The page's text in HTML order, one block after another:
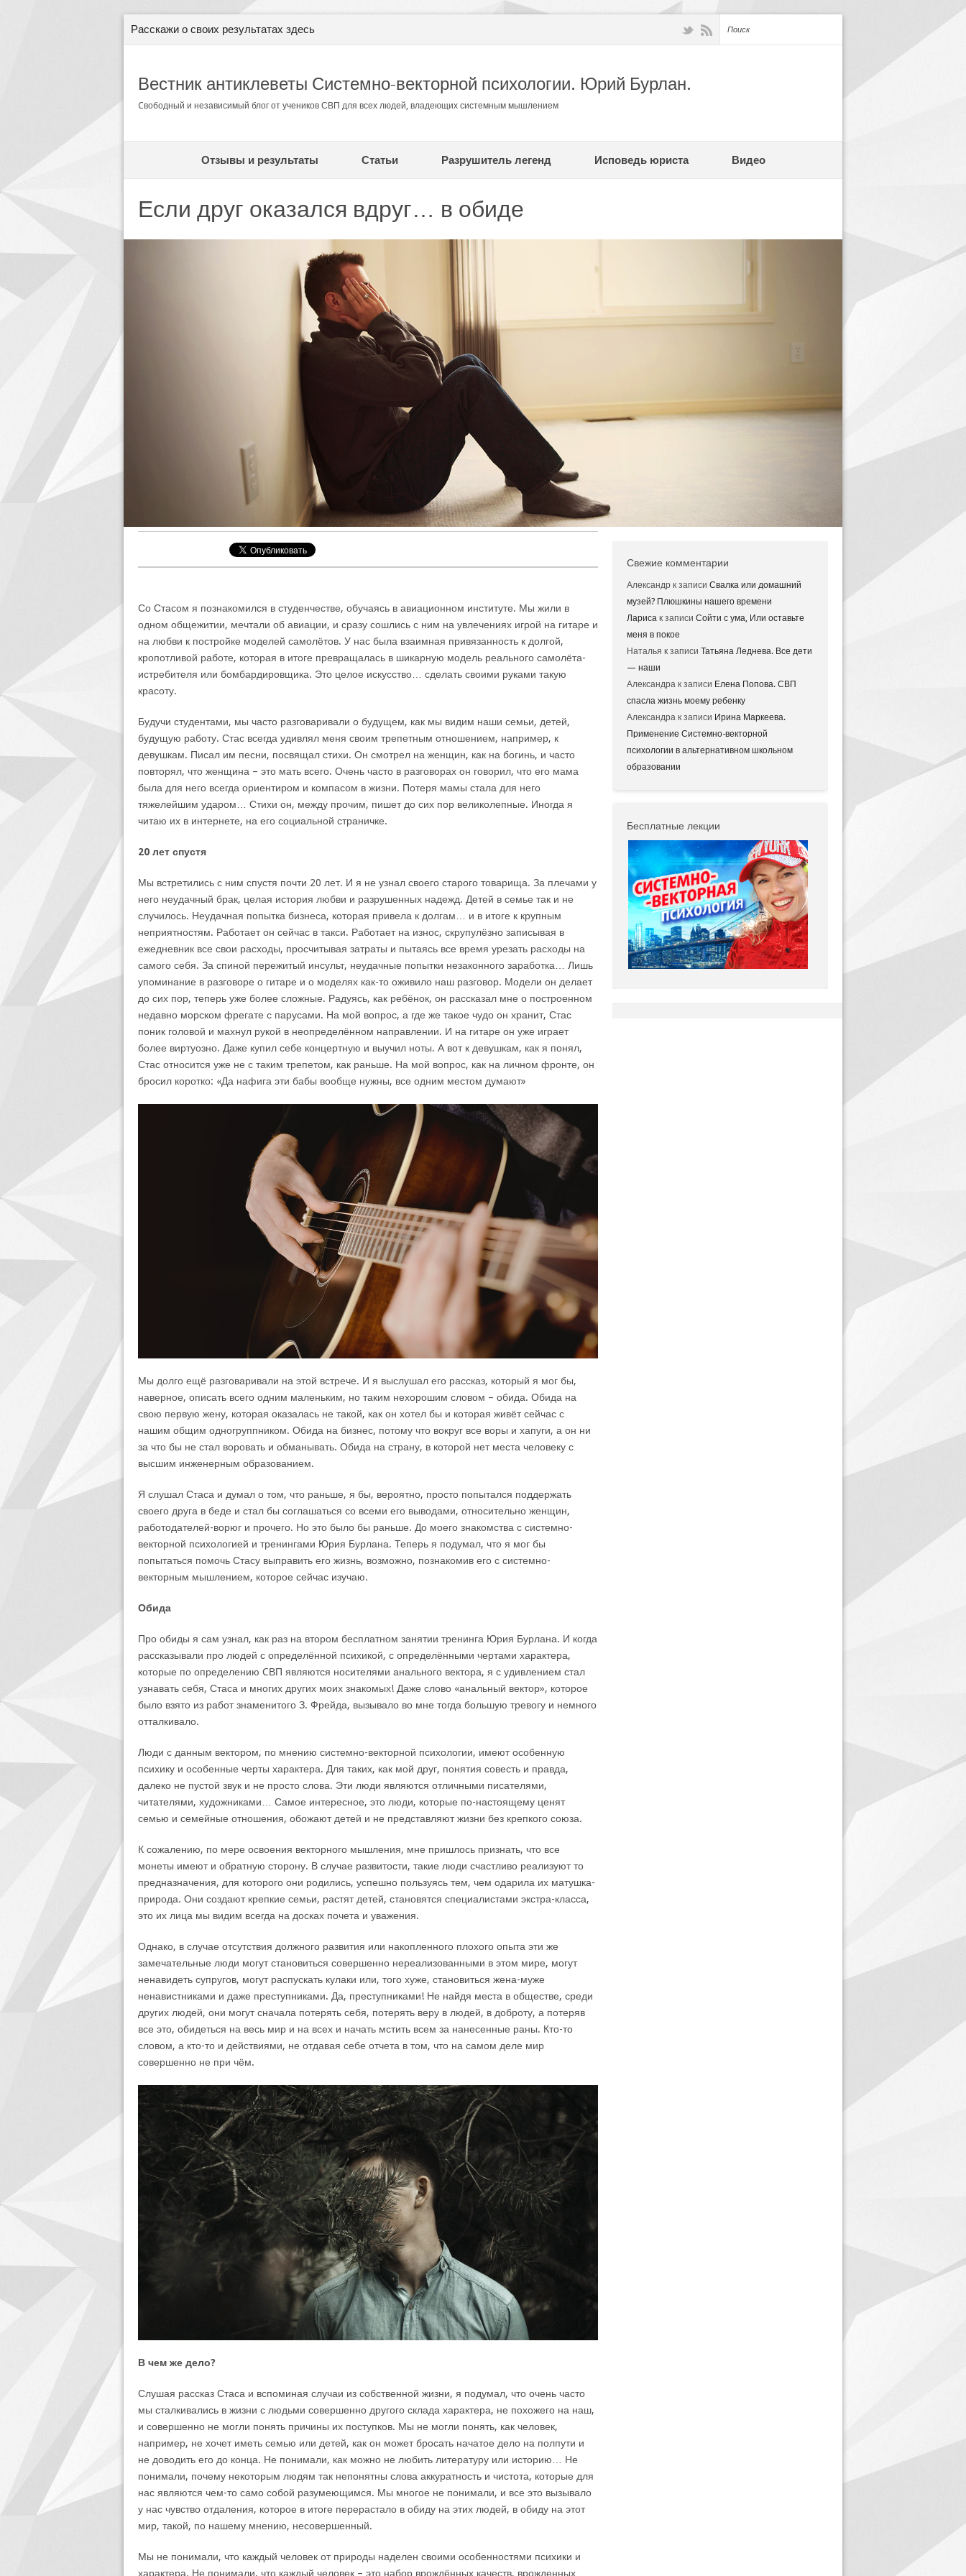
Расскажи о своих результатах здесь
Вестник антиклеветы Системно-векторной психологии. Юрий Бурлан.
Cвободный и независимый блог от учеников СВП для всех людей, владеющих системным мышлением
Отзывы и результаты Статьи Разрушитель легенд Исповедь юриста Видео
Если друг оказался вдруг… в обиде
Со Стасом я познакомился в студенчестве, обучаясь в авиационном институте. Мы жили в
одном общежитии, мечтали об авиации, и сразу сошлись с ним на увлечениях игрой на гитаре и
на любви к постройке моделей самолётов. У нас была взаимная привязанность к долгой,
кропотливой работе, которая в итоге превращалась в шикарную модель реального самолёта-
истребителя или бомбардировщика. Это целое искусство… сделать своими руками такую
красоту.
Будучи студентами, мы часто разговаривали о будущем, как мы видим наши семьи, детей,
будущую работу. Стас всегда удивлял меня своим трепетным отношением, например, к
девушкам. Писал им песни, посвящал стихи. Он смотрел на женщин, как на богинь, и часто
повторял, что женщина – это мать всего. Очень часто в разговорах он говорил, что его мама
была для него всегда ориентиром и компасом в жизни. Потеря мамы стала для него
тяжелейшим ударом… Стихи он, между прочим, пишет до сих пор великолепные. Иногда я
читаю их в интернете, на его социальной страничке.
20 лет спустя
Мы встретились с ним спустя почти 20 лет. И я не узнал своего старого товарища. За плечами у
него неудачный брак, целая история любви и разрушенных надежд. Детей в семье так и не
случилось. Неудачная попытка бизнеса, которая привела к долгам… и в итоге к крупным
неприятностям. Работает он сейчас в такси. Работает на износ, скрупулёзно записывая в
ежедневник все свои расходы, просчитывая затраты и пытаясь все время урезать расходы на
самого себя. За спиной пережитый инсульт, неудачные попытки незаконного заработка… Лишь
упоминание в разговоре о гитаре и о моделях как-то оживило наш разговор. Модели он делает
до сих пор, теперь уже более сложные. Радуясь, как ребёнок, он рассказал мне о построенном
недавно морском фрегате с парусами. На мой вопрос, а где же такое чудо он хранит, Стас
поник головой и махнул рукой в неопределённом направлении. И на гитаре он уже играет
более виртуозно. Даже купил себе концертную и выучил ноты. А вот к девушкам, как я понял,
Стас относится уже не с таким трепетом, как раньше. На мой вопрос, как на личном фронте, он
бросил коротко: «Да нафига эти бабы вообще нужны, все одним местом думают»
Мы долго ещё разговаривали на этой встрече. И я выслушал его рассказ, который я мог бы,
наверное, описать всего одним маленьким, но таким нехорошим словом – обида. Обида на
свою первую жену, которая оказалась не такой, как он хотел бы и которая живёт сейчас с
нашим общим одногруппником. Обида на бизнес, потому что вокруг все воры и хапуги, а он ни
за что бы не стал воровать и обманывать. Обида на страну, в которой нет места человеку с
высшим инженерным образованием.
Я слушал Стаса и думал о том, что раньше, я бы, вероятно, просто попытался поддержать
своего друга в беде и стал бы соглашаться со всеми его выводами, относительно женщин,
работодателей-ворюг и прочего. Но это было бы раньше. До моего знакомства с системно-
векторной психологией и тренингами Юрия Бурлана. Теперь я подумал, что я мог бы
попытаться помочь Стасу выправить его жизнь, возможно, познакомив его с системно-
векторным мышлением, которое сейчас изучаю.
Обида
Про обиды я сам узнал, как раз на втором бесплатном занятии тренинга Юрия Бурлана. И когда
рассказывали про людей с определённой психикой, с определёнными чертами характера,
которые по определению CВП являются носителями анального вектора, я с удивлением стал
узнавать себя, Стаса и многих других моих знакомых! Даже слово «анальный вектор», которое
было взято из работ знаменитого З. Фрейда, вызывало во мне тогда большую тревогу и немного
отталкивало.
Люди с данным вектором, по мнению системно-векторной психологии, имеют особенную
психику и особенные черты характера. Для таких, как мой друг, понятия совесть и правда,
далеко не пустой звук и не просто слова. Эти люди являются отличными писателями,
читателями, художниками… Самое интересное, это люди, которые по-настоящему ценят
семью и семейные отношения, обожают детей и не представляют жизни без крепкого союза.
К сожалению, по мере освоения векторного мышления, мне пришлось признать, что все
монеты имеют и обратную сторону. В случае развитости, такие люди счастливо реализуют то
предназначения, для которого они родились, успешно пользуясь тем, чем одарила их матушка-
природа. Они создают крепкие семьи, растят детей, становятся специалистами экстра-класса,
это их лица мы видим всегда на досках почета и уважения.
Однако, в случае отсутствия должного развития или накопленного плохого опыта эти же
замечательные люди могут становиться совершенно нереализованными в этом мире, могут
ненавидеть супругов, могут распускать кулаки или, того хуже, становиться жена-муже
ненавистниками и даже преступниками. Да, преступниками! Не найдя места в обществе, среди
других людей, они могут сначала потерять себя, потерять веру в людей, в доброту, а потеряв
все это, обидеться на весь мир и на всех и начать мстить всем за нанесенные раны. Кто-то
словом, а кто-то и действиями, не отдавая себе отчета в том, что на самом деле мир
совершенно не при чём.
В чем же дело?
Слушая рассказ Стаса и вспоминая случаи из собственной жизни, я подумал, что очень часто
мы сталкивались в жизни с людьми совершенно другого склада характера, не похожего на наш,
и совершенно не могли понять причины их поступков. Мы не могли понять, как человек,
например, не хочет иметь семью или детей, как он может бросать начатое дело на полпути и
не доводить его до конца. Не понимали, как можно не любить литературу или историю… Не
понимали, почему некоторым людям так непонятны слова аккуратность и чистота, которые для
нас являются чем-то само собой разумеющимся. Мы многое не понимали, и все это вызывало
у нас чувство отдаления, которое в итоге перерастало в обиду на этих людей, в обиду на этот
мир, такой, по нашему мнению, несовершенный.
Мы не понимали, что каждый человек от природы наделен своими особенностями психики и
характера. Не понимали, что каждый человек – это набор врождённых качеств, врожденных
Свежие комментарии
Александр к записи Свалка или домашний
музей? Плюшкины нашего времени
Лариса к записи Сойти с ума, Или оставьте
меня в покое
Наталья к записи Татьяна Леднева. Все дети
— наши
Александра к записи Елена Попова. СВП
спасла жизнь моему ребенку
Александра к записи Ирина Маркеева.
Применение Системно-векторной
психологии в альтернативном школьном
образовании
Бесплатные лекции